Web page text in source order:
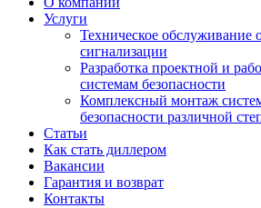
Услуги
Техническое обслуживание
сигнализации
Разработка проектной и
системам безопасности
Комплексный монтаж
безопасности различной
Статьи
Как стать диллером
Вакансии
Гарантия и возврат
Контакты